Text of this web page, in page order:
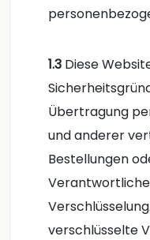
1.3 Diese
Übertragung
und anderer
Bestellungen
verschlüsselte